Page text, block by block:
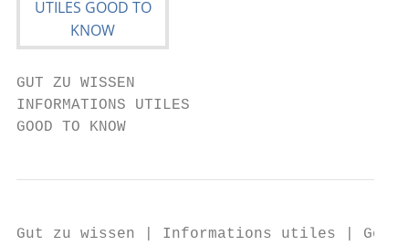
GUT ZU WISSEN
INFORMATIONS UTILES
GOOD TO KNOW
Gut zu wissen | Informations